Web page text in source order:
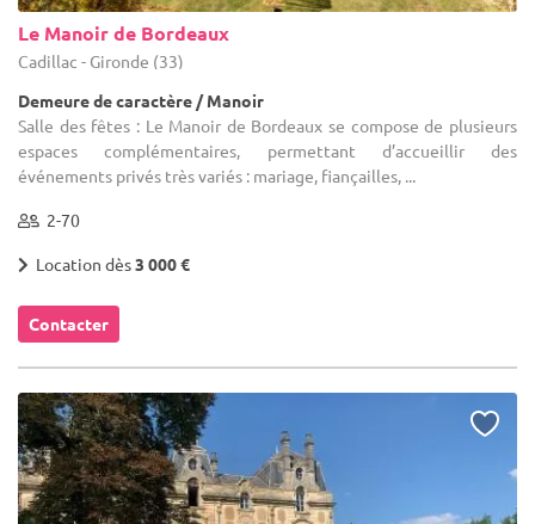
Le Manoir de Bordeaux
Cadillac - Gironde (33)
Demeure de caractère / Manoir
Salle des fêtes : Le Manoir de Bordeaux se compose de plusieurs
espaces complémentaires, permettant d’accueillir des
événements privés très variés : mariage, fiançailles, ...
2-70
Location dès3 000 €
Contacter